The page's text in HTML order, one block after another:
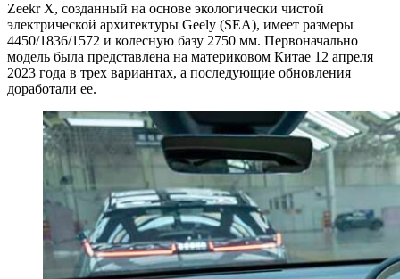
Zeekr X, созданный на основе экологически чистой
электрической архитектуры Geely (SEA), имеет размеры
4450/1836/1572 и колесную базу 2750 мм. Первоначально
модель была представлена на материковом Китае 12 апреля
2023 года в трех вариантах, а последующие обновления
доработали ее.